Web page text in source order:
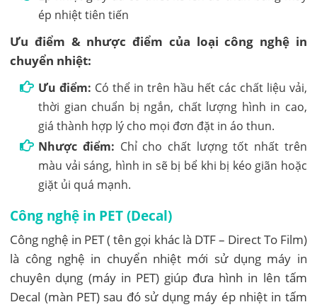
ép nhiệt tiên tiến
Ưu điểm & nhược điểm của loại công nghệ in
chuyển nhiệt:
Ưu điểm: Có thể in trên hầu hết các chất liệu vải,
thời gian chuẩn bị ngắn, chất lượng hình in cao,
giá thành hợp lý cho mọi đơn đặt in áo thun.
Nhược điểm: Chỉ cho chất lượng tốt nhất trên
màu vải sáng, hình in sẽ bị bể khi bị kéo giãn hoặc
giặt ủi quá mạnh.
Công nghệ in PET (Decal)
Công nghệ in PET ( tên gọi khác là DTF – Direct To Film)
là công nghệ in chuyển nhiệt mới sử dụng máy in
chuyên dụng (máy in PET) giúp đưa hình in lên tấm
Decal (màn PET) sau đó sử dụng máy ép nhiệt in tấm